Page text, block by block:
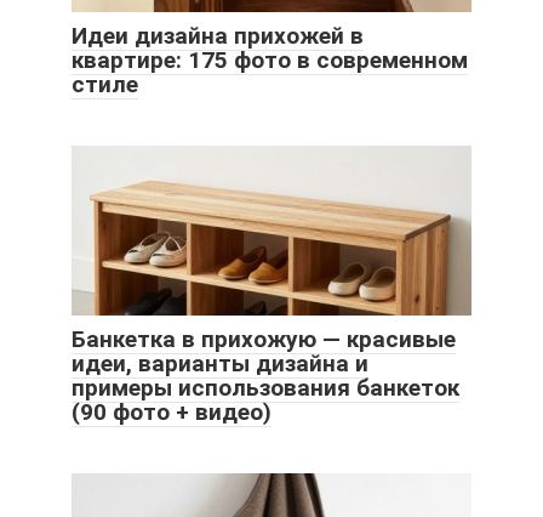
Идеи дизайна прихожей в
квартире: 175 фото в современном
стиле
Банкетка в прихожую — красивые
идеи, варианты дизайна и
примеры использования банкеток
(90 фото + видео)